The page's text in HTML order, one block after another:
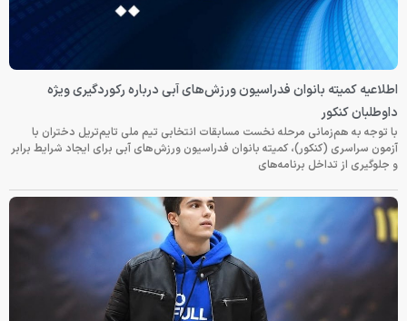
اطلاعیه کمیته بانوان فدراسیون ورزش‌های آبی درباره رکوردگیری ویژه
داوطلبان کنکور
با توجه به هم‌زمانی مرحله نخست مسابقات انتخابی تیم ملی تایم‌تریل دختران با
آزمون سراسری (کنکور)، کمیته بانوان فدراسیون ورزش‌های آبی برای ایجاد شرایط برابر
و جلوگیری از تداخل برنامه‌های